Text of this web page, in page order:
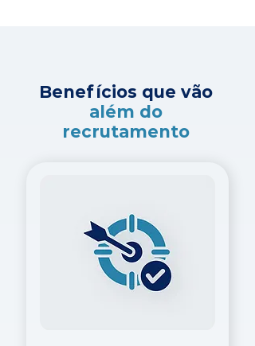
Benefícios que vão
além do
recrutamento